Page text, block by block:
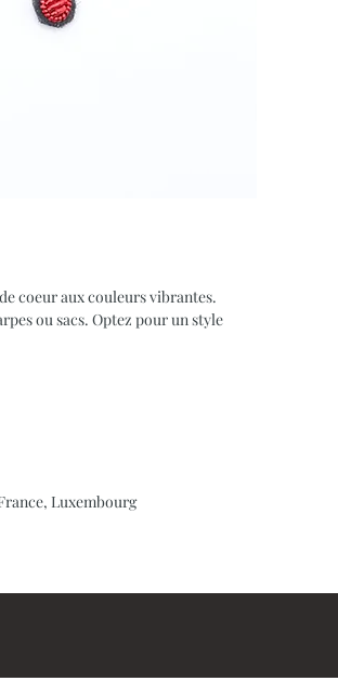
coeur aux couleurs vibrantes.
ou sacs. Optez pour un style
Luxembourg